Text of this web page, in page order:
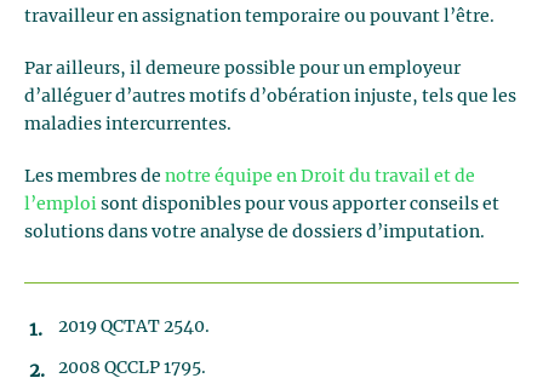
travailleur en assignation temporaire ou pouvant l’être.
Par ailleurs, il demeure possible pour un employeur
d’alléguer d’autres motifs d’obération injuste, tels que les
maladies intercurrentes.
Les membres de notre équipe en Droit du travail et de
l’emploi sont disponibles pour vous apporter conseils et
solutions dans votre analyse de dossiers d’imputation.
2019 QCTAT 2540.
2008 QCCLP 1795.